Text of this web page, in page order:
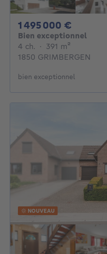
1 495 000 €
Bien exceptionnel
4 ch. 4 chambres
· 391 m²
1850 GRIMBERGEN
bien exceptionnel
NOUVEAU